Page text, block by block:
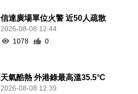
信達廣場單位火警 近50人疏散
2026-08-08 12:44
1078
0
天氣酷熱 外港錄最高溫35.5°C
2026-08-08 12:39